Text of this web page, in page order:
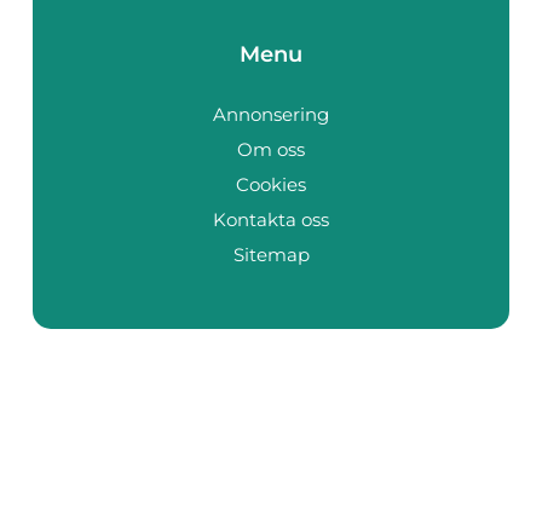
Menu
Annonsering
Om oss
Cookies
Kontakta oss
Sitemap